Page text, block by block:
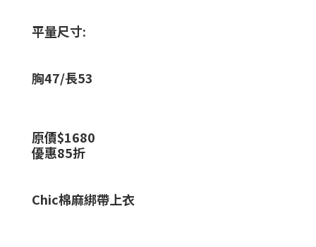
平量尺寸:
胸47/長53
原價$1680
優惠85折
Chic棉麻綁帶上衣